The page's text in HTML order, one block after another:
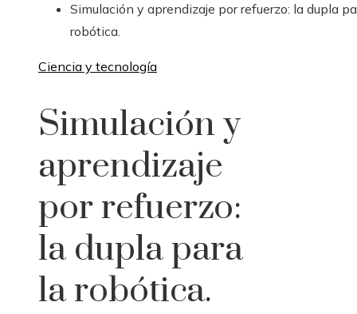
Simulación y aprendizaje por refuerzo: la dupla
robótica.
Ciencia y tecnología
Simulación y
aprendizaje
por refuerzo:
la dupla para
la robótica.